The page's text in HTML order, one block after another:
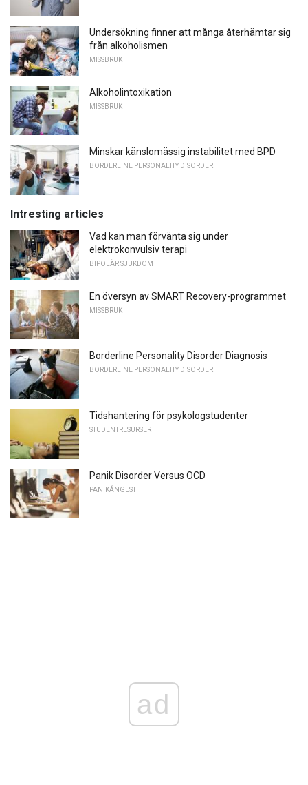
Undersökning finner att många återhämtar sig
från alkoholismen
MISSBRUK
Alkoholintoxikation
MISSBRUK
Minskar känslomässig instabilitet med BPD
BORDERLINE PERSONALITY DISORDER
Intresting articles
Vad kan man förvänta sig under
elektrokonvulsiv terapi
BIPOLÄR SJUKDOM
En översyn av SMART Recovery-programmet
MISSBRUK
Borderline Personality Disorder Diagnosis
BORDERLINE PERSONALITY DISORDER
Tidshantering för psykologstudenter
STUDENTRESURSER
Panik Disorder Versus OCD
PANIKÅNGEST
ad